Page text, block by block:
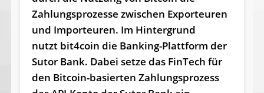
Zahlungsprozesse zwischen Exporteuren
und Importeuren. Im Hintergrund
nutzt bit4coin die Banking-Plattform der
Sutor Bank. Dabei setze das FinTech für
den Bitcoin-basierten Zahlungsprozess